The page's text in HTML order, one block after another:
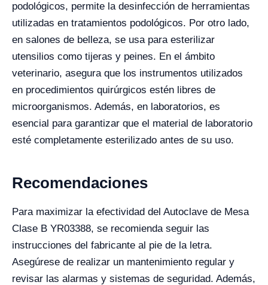
podológicos, permite la desinfección de herramientas
utilizadas en tratamientos podológicos. Por otro lado,
en salones de belleza, se usa para esterilizar
utensilios como tijeras y peines. En el ámbito
veterinario, asegura que los instrumentos utilizados
en procedimientos quirúrgicos estén libres de
microorganismos. Además, en laboratorios, es
esencial para garantizar que el material de laboratorio
esté completamente esterilizado antes de su uso.
Recomendaciones
Para maximizar la efectividad del Autoclave de Mesa
Clase B YR03388, se recomienda seguir las
instrucciones del fabricante al pie de la letra.
Asegúrese de realizar un mantenimiento regular y
revisar las alarmas y sistemas de seguridad. Además,